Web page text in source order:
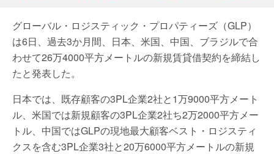
グローバル・ロジスティック・プロパティーズ（GLP）
は6日、過去3か月間、日本、米国、中国、ブラジルで合
わせて26万4000平方メートルの新規賃貸借契約を締結し
たと発表した。
日本では、既存顧客の3PL企業2社と1万9000平方メート
ル、米国では新規顧客の3PL企業2社ち2万2000平方メー
トル、中国ではGLPの現地最大顧客ベスト・ロジスティ
クスを含む3PL企業3社と20万6000平方メートルの新規